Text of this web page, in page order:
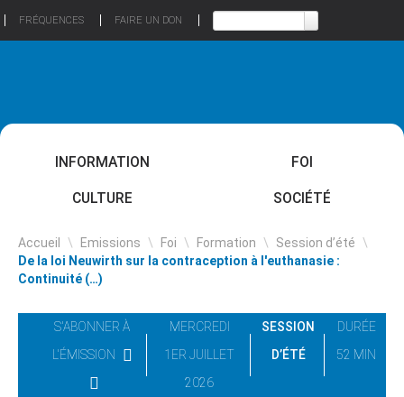
FRÉQUENCES FAIRE UN DON
INFORMATION FOI
CULTURE SOCIÉTÉ
Accueil \ Emissions \ Foi \ Formation \ Session d’été \
De la loi Neuwirth sur la contraception à l'euthanasie :
Continuité (…)
S'ABONNER À
L'ÉMISSION
MERCREDI
1ER JUILLET
2026
SESSION
D’ÉTÉ
DURÉE
52 MIN